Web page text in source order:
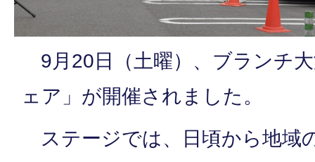
9月20日（土曜）、ブランチ
ェア」が開催されました。
ステージでは、日頃から地域